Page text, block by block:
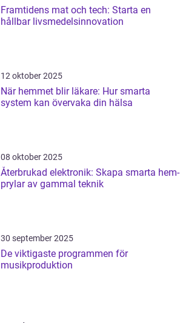
Framtidens mat och tech: Starta en
hållbar livsmedelsinnovation
12 oktober 2025
När hemmet blir läkare: Hur smarta
system kan övervaka din hälsa
08 oktober 2025
Återbrukad elektronik: Skapa smarta hem-
prylar av gammal teknik
30 september 2025
De viktigaste programmen för
musikproduktion